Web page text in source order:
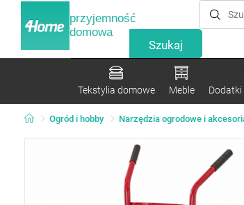
przyjemność
domowa
Tekstylia domowe Meble Dodatki
Ogród i hobby Narzędzia ogrodowe i